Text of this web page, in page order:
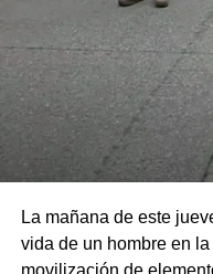
La mañana de este
vida de un hombre en
movilización de